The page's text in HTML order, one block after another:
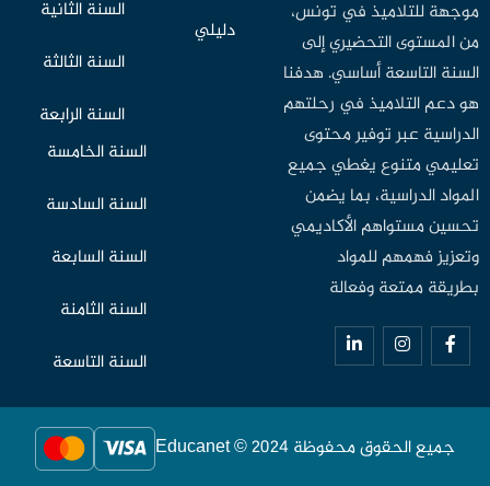
موجهة للتلاميذ في تونس،
من المستوى التحضيري إلى
السنة التاسعة أساسي. هدفنا
هو دعم التلاميذ في رحلتهم
الدراسية عبر توفير محتوى
تعليمي متنوع يغطي جميع
المواد الدراسية، بما يضمن
تحسين مستواهم الأكاديمي
وتعزيز فهمهم للمواد
بطريقة ممتعة وفعالة
دليلي
السنة الثانية
السنة الثالثة
السنة الرابعة
السنة الخامسة
السنة السادسة
السنة السابعة
السنة الثامنة
السنة التاسعة
جميع الحقوق محفوظة Educanet © 2024